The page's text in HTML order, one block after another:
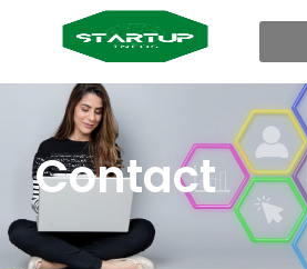
Contact